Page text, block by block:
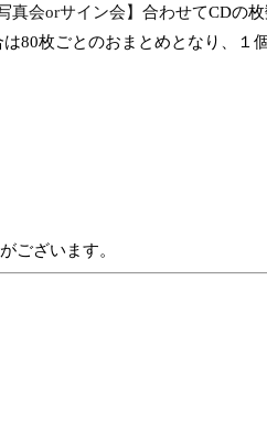
真会orサイン会】 合わせてCDの
は80枚ごとのおまとめとなり、 １
ございます。